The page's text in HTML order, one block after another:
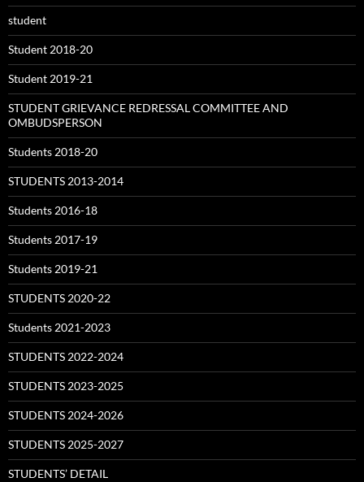
student
Student 2018-20
Student 2019-21
STUDENT GRIEVANCE REDRESSAL COMMITTEE AND
OMBUDSPERSON
Students 2018-20
STUDENTS 2013-2014
Students 2016-18
Students 2017-19
Students 2019-21
STUDENTS 2020-22
Students 2021-2023
STUDENTS 2022-2024
STUDENTS 2023-2025
STUDENTS 2024-2026
STUDENTS 2025-2027
STUDENTS’ DETAIL